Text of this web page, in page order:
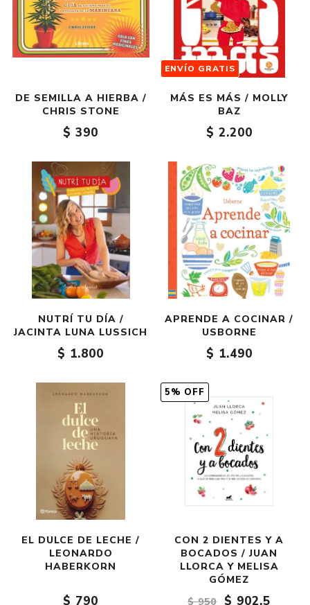
DE SEMILLA A HIERBA /
CHRIS STONE
$ 390
ENVÍO GRATIS
MÁS ES MÁS / MOLLY
BAZ
$ 2.200
NUTRÍ TU DÍA /
JACINTA LUNA LUSSICH
$ 1.800
APRENDE A COCINAR /
USBORNE
$ 1.490
EL DULCE DE LECHE /
LEONARDO
HABERKORN
$ 790
5% OFF
CON 2 DIENTES Y A
BOCADOS / JUAN
LLORCA Y MELISA
GÓMEZ
$ 950
$ 902,5